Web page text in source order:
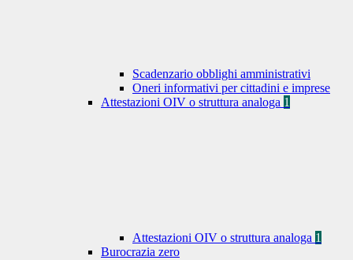
Scadenzario obblighi amministrativi
Oneri informativi per cittadini e imprese
Attestazioni OIV o struttura analoga 1
Attestazioni OIV o struttura analoga 1
Burocrazia zero